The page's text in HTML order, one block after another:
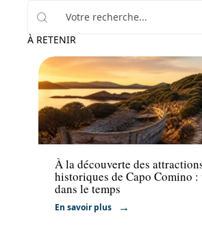
À RETENIR
Activités
À la découverte des
historiques de Capo Comino :
dans le temps
En savoir plus